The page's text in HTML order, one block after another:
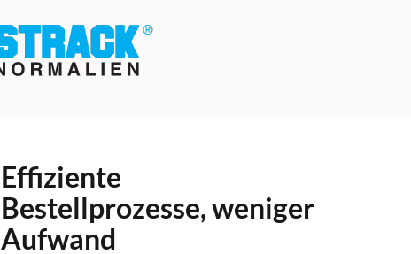
Effiziente
Bestellprozesse, weniger
Aufwand